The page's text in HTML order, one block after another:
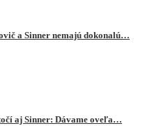
a Sinner nemajú dokonalú…
aj Sinner: Dávame oveľa…